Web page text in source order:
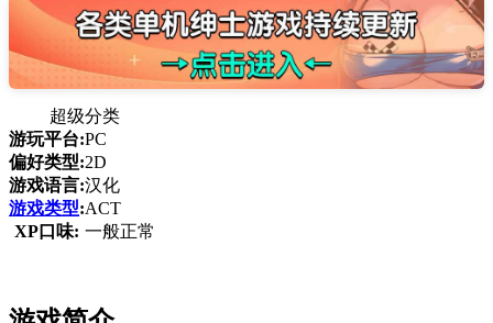
超级分类
游玩平台:PC
偏好类型:2D
游戏语言:汉化
游戏类型:ACT
XP口味: 一般正常